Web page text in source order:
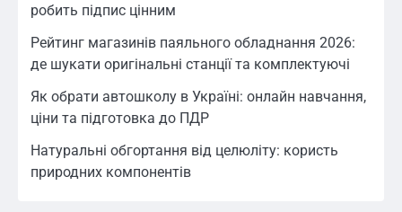
робить підпис цінним
Рейтинг магазинів паяльного обладнання 2026:
де шукати оригінальні станції та комплектуючі
Як обрати автошколу в Україні: онлайн навчання,
ціни та підготовка до ПДР
Натуральні обгортання від целюліту: користь
природних компонентів